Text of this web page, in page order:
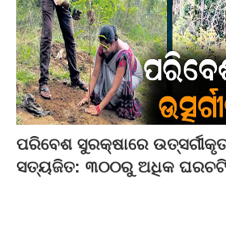
ପରିବେଶ ସୁରକ୍ଷାରେ
ସତ୍ୟଜିତ: ୩୦୦ରୁ ଅଧିକ